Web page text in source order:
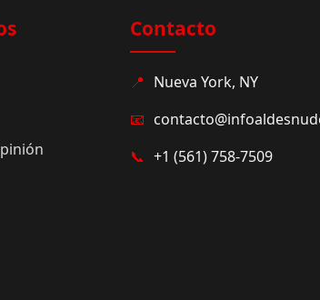
Contacto
📍 Nueva York, NY
📧
📞 +1 (561) 758-7509